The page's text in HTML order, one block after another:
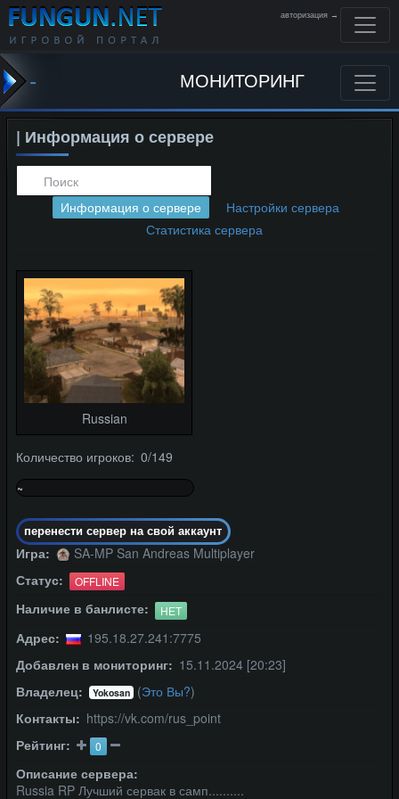
авторизация →
- МОНИТОРИНГ
| Информация о сервере
Информация о сервере
Настройки сервера
Статистика сервера
Russian
Количество игроков: 0/149
~
перенести сервер на свой аккаунт
Игра:
SA-MP San Andreas Multiplayer
Статус:
OFFLINE
Наличие в банлисте: НЕТ
Адрес:
195.18.27.241:7775
Добавлен в мониторинг: 15.11.2024 [20:23]
Владелец:
Yokosan (Это Вы?)
Контакты: https://vk.com/rus_point
Рейтинг:
0
Описание сервера:
Russia RP Лучший сервак в самп..........